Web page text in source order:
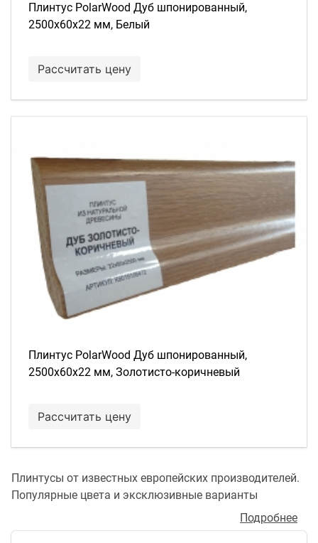
Плинтус PolarWood Дуб шпонированный,
2500х60х22 мм, Белый
Рассчитать цену
Плинтус PolarWood Дуб шпонированный,
2500х60х22 мм, Золотисто-коричневый
Рассчитать цену
Плинтусы от известных европейских производителей.
Популярные цвета и эксклюзивные варианты
Подробнее